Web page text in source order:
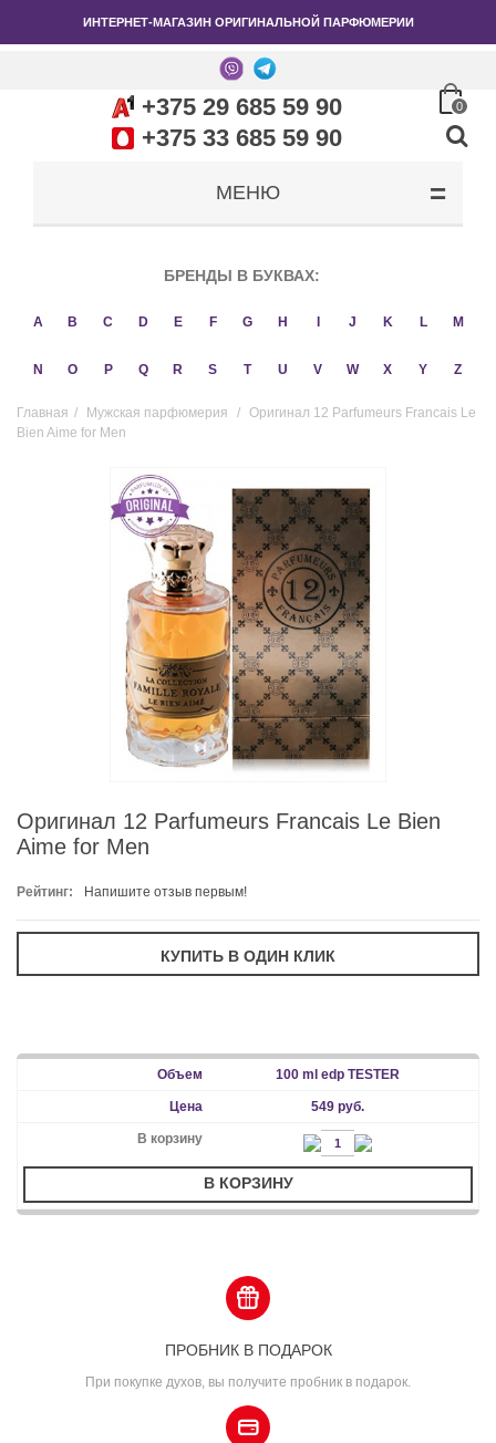
ИНТЕРНЕТ-МАГАЗИН ОРИГИНАЛЬНОЙ ПАРФЮМЕРИИ
+375 29 685 59 90
+375 33 685 59 90
0
МЕНЮ
БРЕНДЫ В БУКВАХ:
A B C D E F G H J K L M
N O P Q R S T U V W X Y Z
Главная / Мужская парфюмерия / Оригинал 12 Parfumeurs Francais Le
Bien Aime for Men
Оригинал 12 Parfumeurs Francais Le Bien
Aime for Men
Рейтинг: Напишите отзыв первым!
100 ml edp TESTER
549 руб.
В КОРЗИНУ
ПРОБНИК В ПОДАРОК
При покупке духов, вы получите пробник в подарок.